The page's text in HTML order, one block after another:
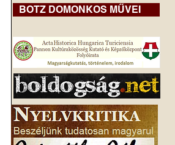
BOTZ DOMONKOS MŰVEI